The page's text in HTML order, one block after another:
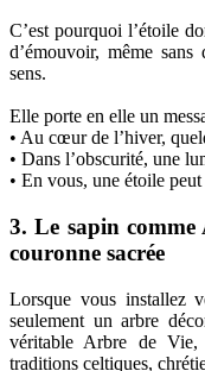
C’est pourquoi l’étoile
d’émouvoir, même
sens.
Elle porte en elle un
• Au cœur de l’hiver,
• Dans l’obscurité, une
• En vous, une étoile peut
3. Le sapin
couronne sacrée
Lorsque vous installez
seulement un arbre
véritable Arbre de Vie,
traditions celtiques,